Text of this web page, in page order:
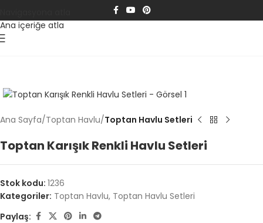
Ana içeriğe atla
Ana Sayfa Toptan Havlu Toptan Havlu Setleri
Toptan Karışık Renkli Havlu Setleri
Stok kodu: 1236
Kategoriler: Toptan Havlu, Toptan Havlu Setleri
Paylaş: